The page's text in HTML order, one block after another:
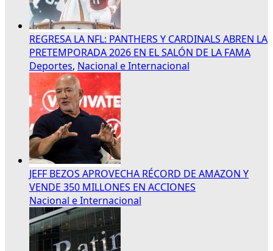
REGRESA LA NFL: PANTHERS Y CARDINALS ABREN LA
PRETEMPORADA 2026 EN EL SALÓN DE LA FAMA
Deportes, Nacional e Internacional
JEFF BEZOS APROVECHA RÉCORD DE AMAZON Y
VENDE 350 MILLONES EN ACCIONES
Nacional e Internacional